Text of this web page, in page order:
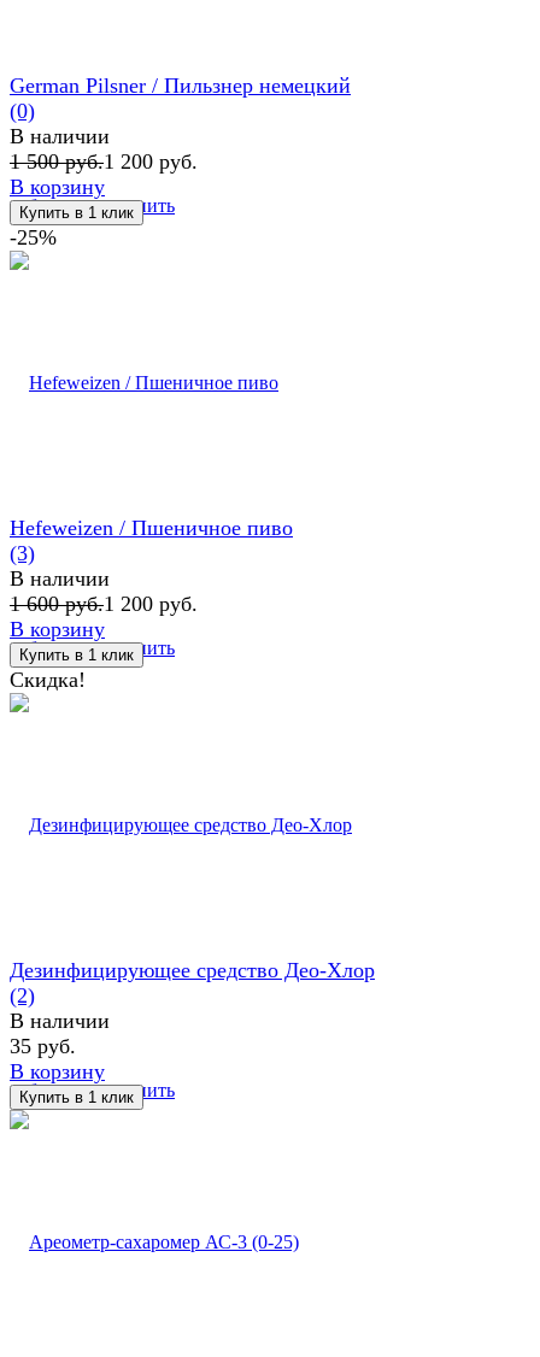
избранное сравнить
German Pilsner / Пильзнер немецкий
(0)
В наличии
1 500 руб.1 200 руб.
В корзину
-25%
избранное сравнить
Hefeweizen / Пшеничное пиво
(3)
В наличии
1 600 руб.1 200 руб.
В корзину
Скидка!
избранное сравнить
Дезинфицирующее средство Део-Хлор
(2)
В наличии
35 руб.
В корзину